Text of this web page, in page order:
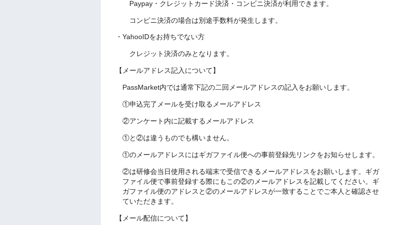
Paypay・クレジットカード決済・コンビニ決済が利用できます。
コンビニ決済の場合は別途手数料が発生します。
・YahooIDをお持ちでない方
クレジット決済のみとなります。
【メールアドレス記入について】
PassMarket内では通常下記の二回メールアドレスの記入をお願いします。
①申込完了メールを受け取るメールアドレス
②アンケート内に記載するメールアドレス
①と②は違うものでも構いません。
①のメールアドレスにはギガファイル便への事前登録先リンクをお知らせします。
②は研修会当日使用される端末で受信できるメールアドレスをお願いします。ギガ
ファイル便で事前登録する際にもこの②のメールアドレスを記載してください。ギ
ガファイル便のアドレスと②のメールアドレスが一致することでご本人と確認させ
ていただきます。
【メール配信について】